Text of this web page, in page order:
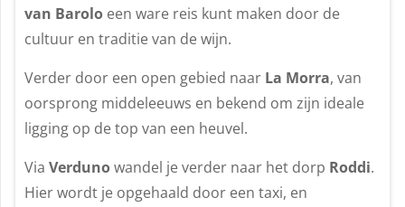
van Barolo een ware reis kunt maken door de
cultuur en traditie van de wijn.
Verder door een open gebied naar La Morra, van
oorsprong middeleeuws en bekend om zijn ideale
ligging op de top van een heuvel.
Via Verdunowandel je verder naar het dorp Roddi.
Hier wordt je opgehaald door een taxi, en